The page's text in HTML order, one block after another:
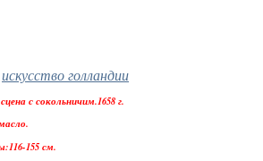
искусство голландии
с сокольничим.1658 г.
155 см.